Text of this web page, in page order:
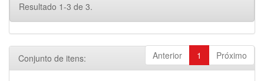
Resultado 1-3 de 3.
Anterior 1 Próximo
Conjunto de itens: